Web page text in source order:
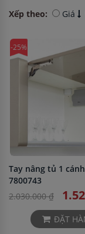
Xếp theo: Giá
-25%
Tay nâng tủ 1
7800743
2.030.000 ₫
ĐẶT